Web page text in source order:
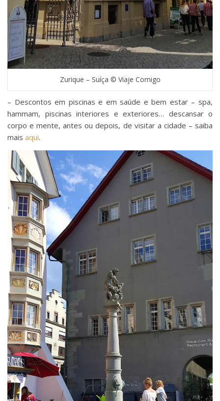
Zurique – Suíça © Viaje Comigo
– Descontos em piscinas e em saúde e bem estar – spa,
hammam, piscinas interiores e exteriores… descansar o
corpo e mente, antes ou depois, de visitar a cidade – saiba
mais aqui.